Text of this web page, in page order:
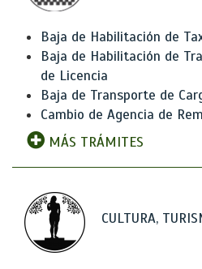
Baja de Habilitación de
Baja de Habilitación de
de Licencia
Baja de Transporte de
Cambio de Agencia de
MÁS TRÁMITES
CULTURA,